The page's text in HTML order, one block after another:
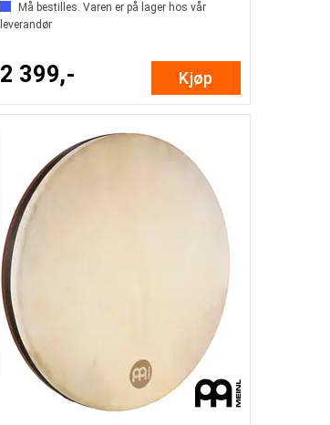
Må bestilles. Varen er på lager hos vår
leverandør
2 399,- Kjøp